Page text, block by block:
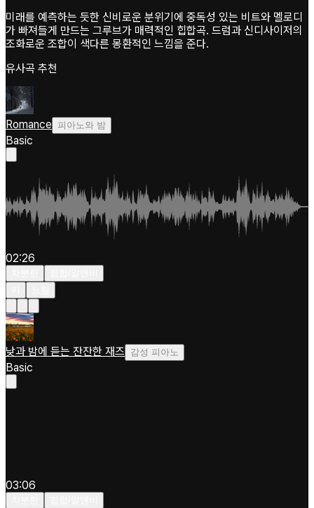
미래를 예측하는 듯한 신비로운 분위기에 중독성 있는 비트와 멜로디
가 빠져들게 만드는 그루브가 매력적인 힙합곡. 드럼과 신디사이저의
조화로운 조합이 색다른 몽환적인 느낌을 준다.
유사곡 추천
Romance 피아노와 밤
Basic
02:26
낮과 밤에 듣는 잔잔한 재즈 감성 피아노
Basic
03:06